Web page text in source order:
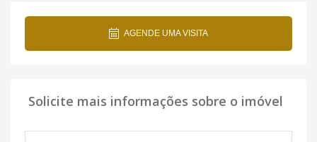
AGENDE UMA VISITA
Solicite mais informações sobre o imóvel